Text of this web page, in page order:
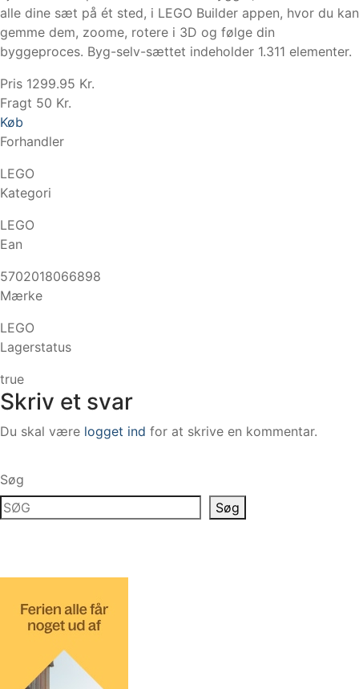
alle dine sæt på ét sted, i LEGO Builder appen, hvor du kan
gemme dem, zoome, rotere i 3D og følge din
byggeproces. Byg-selv-sættet indeholder 1.311 elementer.
Pris 1299.95 Kr.
Fragt 50 Kr.
Køb
Forhandler
LEGO
Kategori
LEGO
Ean
5702018066898
Mærke
LEGO
Lagerstatus
true
Skriv et svar
Du skal være logget ind for at skrive en kommentar.
Søg
Søg